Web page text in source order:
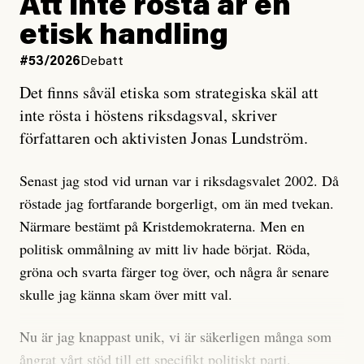
och då ska en efterforska diskret, just för att inte skapa
oro inom rörelsen.
Artikeln undersöker inte, som ETC påstår, ”vad som
är sant, vad som är rykten”, utan den bidrar bara till
ännu mer ryktesspridning. Det finns inte ett enda bevis
misstänkta personen är en infiltratör. Det som läsaren
får veta är att personen har ändrat sina politiska åsikter
under åren, att den har raderat tidigare innehåll på sina
sociala medier, att artikelns författare inte förstår sig
på personens ekonomi och att det tydligen finns
anonyma röster inom rörelsen som säger saker som
anses vara anledningar att titta närmare på personen,
men ingenting av detta är tillräckligt för att hänga ut
Att inte rösta är en
etisk handling
#53/2026 Debatt
Det finns såväl etiska som strategiska skäl att
inte rösta i höstens riksdagsval, skriver
författaren och aktivisten Jonas Lundström.
Senast jag stod vid urnan var i riksdagsvalet 2002. Då
röstade jag fortfarande borgerligt, om än med tvekan.
Närmare bestämt på Kristdemokraterna. Men en
politisk ommålning av mitt liv hade börjat. Röda,
gröna och svarta färger tog över, och några år senare
skulle jag känna skam över mitt val.
Nu är jag knappast unik, vi är säkerligen många som
ångrat vårt stöd till ett specifikt politiskt parti.